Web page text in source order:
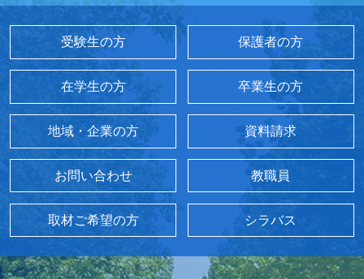
受験生の方 保護者の方
在学生の方 卒業生の方
地域・企業の方 資料請求
お問い合わせ 教職員
取材ご希望の方 シラバス